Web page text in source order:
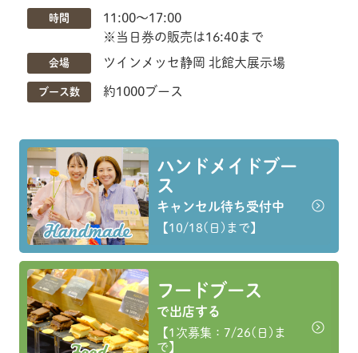
時間
11:00〜17:00
※当日券の販売は16:40まで
会場 ツインメッセ静岡 北館大展示場
ブース数 約1000ブース
ハンドメイドブー
ス
キャンセル待ち受付中
【10/18(日)まで】
フードブース
で出店する
【1次募集：7/26(日)ま
で】